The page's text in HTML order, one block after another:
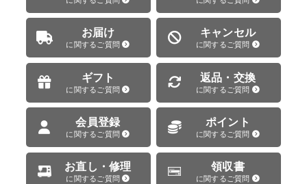
お届け
に関するご質問
キャンセル
に関するご質問
ギフト
に関するご質問
返品・交換
に関するご質問
会員登録
に関するご質問
ポイント
に関するご質問
お直し・修理
に関するご質問
領収書
に関するご質問